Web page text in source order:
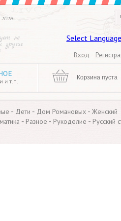
Select Language
не
другие
Вход
и т.п. Корзина пуста
- Дети - Дом Романовых - Женский
- Разное - Рукоделие - Русский